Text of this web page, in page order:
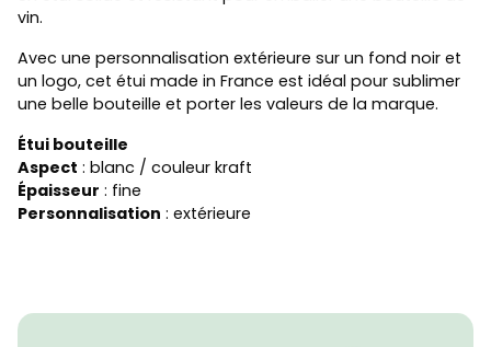
vin.
Avec une personnalisation extérieure sur un fond noir et
un logo, cet étui made in France est idéal pour sublimer
une belle bouteille et porter les valeurs de la marque.
Étui bouteille
Aspect : blanc / couleur kraft
Épaisseur : fine
Personnalisation : extérieure